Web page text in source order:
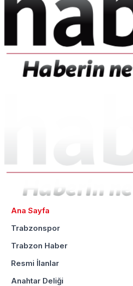
Ana Sayfa
Trabzonspor
Trabzon Haber
Resmi İlanlar
Anahtar Deliği